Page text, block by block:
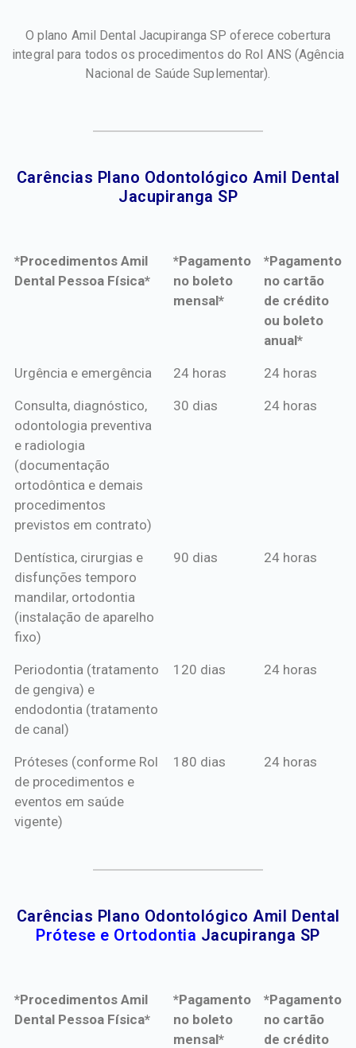
O plano Amil Dental Jacupiranga SP oferece cobertura
integral para todos os procedimentos do Rol ANS (Agência
Nacional de Saúde Suplementar).
Carências Plano Odontológico Amil Dental
Jacupiranga SP​
*Procedimentos Amil
Dental Pessoa Física*
*Pagamento
no boleto
mensal*
*Pagamento
no cartão
de crédito
ou boleto
anual*
*Procedimentos Amil
*Pagamento
mensal*
*Pagamento
de crédito
Urgência e emergência 24 horas 24 horas
Consulta, diagnóstico,
odontologia preventiva
e radiologia
(documentação
ortodôntica e demais
procedimentos
previstos em contrato)
30 dias 24 horas
Dentística, cirurgias e
disfunções temporo
mandilar, ortodontia
(instalação de aparelho
fixo)
90 dias 24 horas
Periodontia (tratamento
de gengiva) e
endodontia (tratamento
de canal)
120 dias 24 horas
Próteses (conforme Rol
de procedimentos e
eventos em saúde
vigente)
180 dias 24 horas
Carências Plano Odontológico Amil Dental
Prótese e Ortodontia Jacupiranga SP
*Procedimentos Amil
Dental Pessoa Física*
*Pagamento
no boleto
mensal*
*Pagamento
no cartão
de crédito